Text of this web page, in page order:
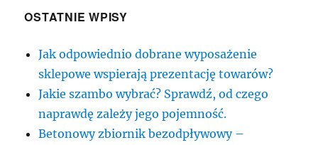
OSTATNIE WPISY
Jak odpowiednio dobrane wyposażenie
sklepowe wspierają prezentację towarów?
Jakie szambo wybrać? Sprawdź, od czego
naprawdę zależy jego pojemność.
Betonowy zbiornik bezodpływowy –